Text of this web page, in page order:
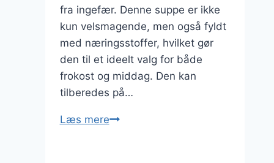
fra ingefær. Denne suppe er ikke
kun velsmagende, men også fyldt
med næringsstoffer, hvilket gør
den til et ideelt valg for både
frokost og middag. Den kan
tilberedes på…
Læs mereBlomkålssuppe